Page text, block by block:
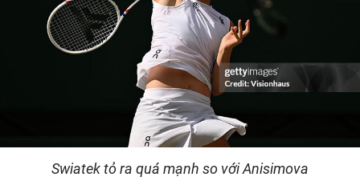
Swiatek tỏ ra quá mạnh so với Anisimova